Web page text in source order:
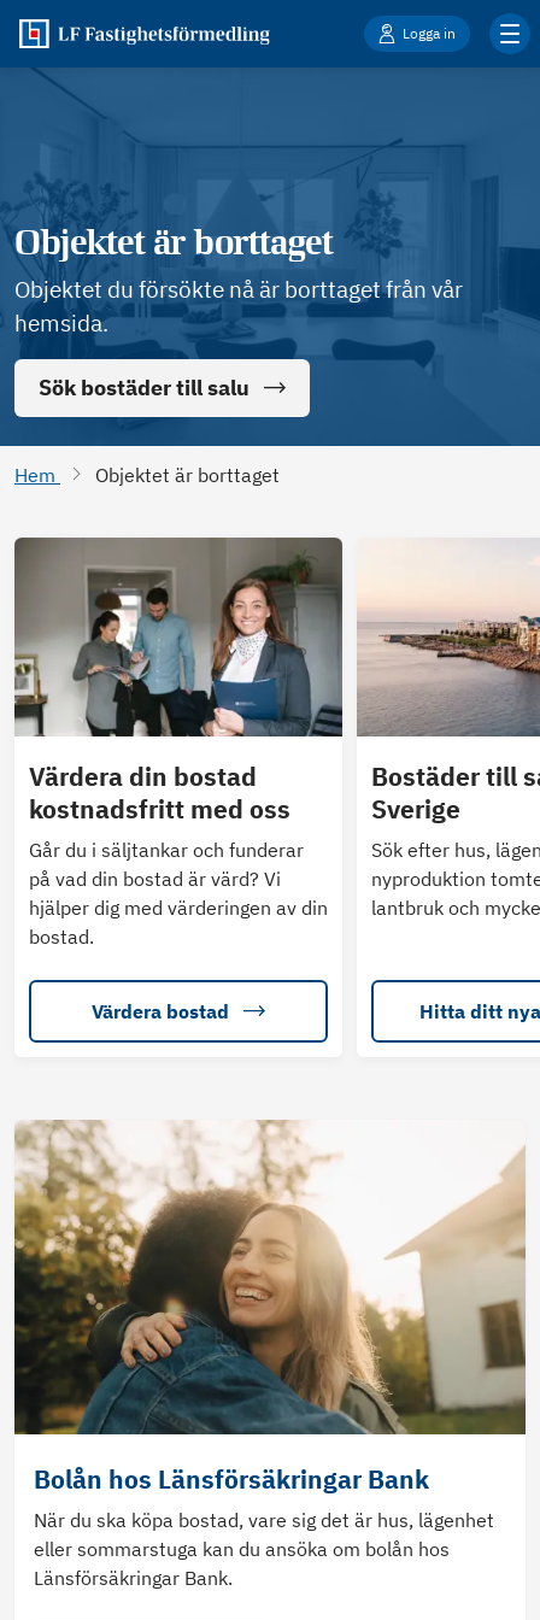
Logga in
Objektet är borttaget
Objektet du försökte nå är borttaget från vår
hemsida.
Sök bostäder till salu
Hem Objektet är borttaget
Värdera din bostad
kostnadsfritt med oss
Går du i säljtankar och funderar
på vad din bostad är värd? Vi
hjälper dig med värderingen av din
bostad.
Värdera bostad
Bostäder till
Sverige
Sök efter hus,
nyproduktion
lantbruk och
Hitta ditt
Bolån hos Länsförsäkringar Bank
När du ska köpa bostad, vare sig det är hus, lägenhet
eller sommarstuga kan du ansöka om bolån hos
Länsförsäkringar Bank.